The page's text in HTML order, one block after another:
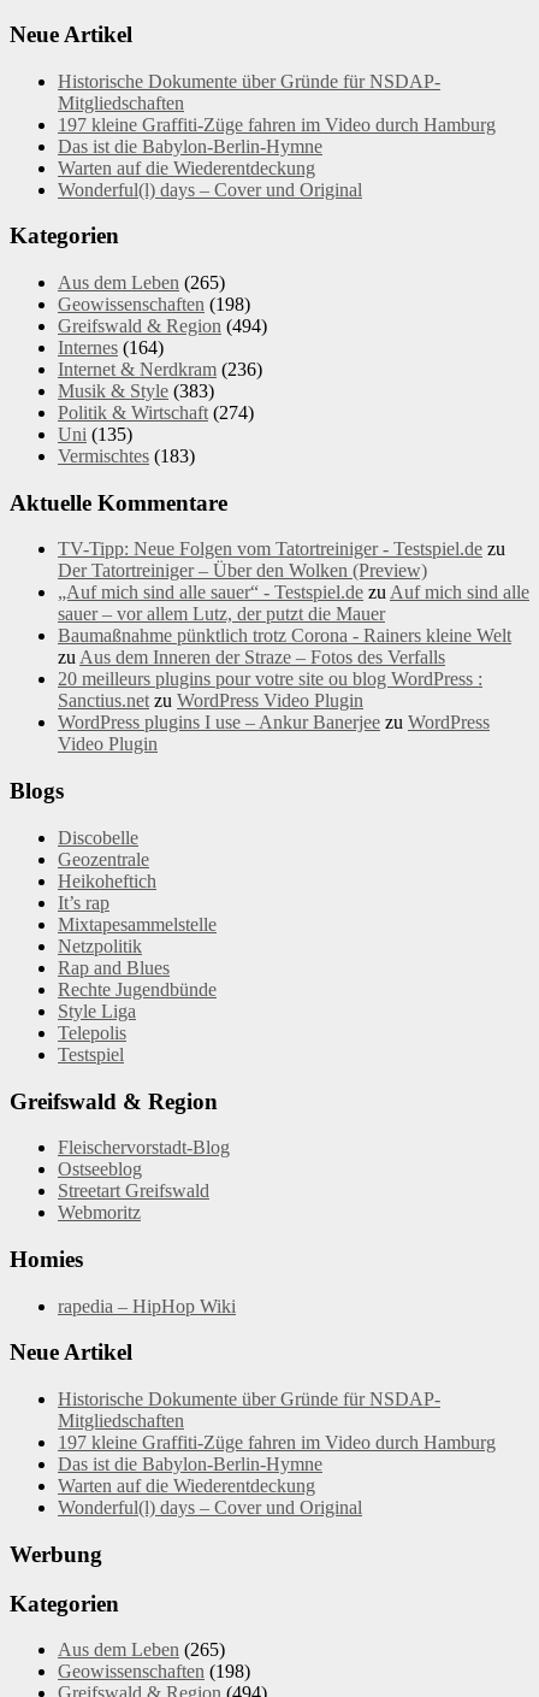
Neue Artikel
Historische Dokumente über Gründe für NSDAP-
Mitgliedschaften
197 kleine Graffiti-Züge fahren im Video durch Hamburg
Das ist die Babylon-Berlin-Hymne
Warten auf die Wiederentdeckung
Wonderful(l) days – Cover und Original
Kategorien
Aus dem Leben (265)
Geowissenschaften (198)
Greifswald & Region (494)
Internes (164)
Internet & Nerdkram (236)
Musik & Style (383)
Politik & Wirtschaft (274)
Uni (135)
Vermischtes (183)
Aktuelle Kommentare
TV-Tipp: Neue Folgen vom Tatortreiniger - Testspiel.de zu
Der Tatortreiniger – Über den Wolken (Preview)
„Auf mich sind alle sauer“ - Testspiel.de zu Auf mich sind alle
sauer – vor allem Lutz, der putzt die Mauer
Baumaßnahme pünktlich trotz Corona - Rainers kleine Welt
zu Aus dem Inneren der Straze – Fotos des Verfalls
20 meilleurs plugins pour votre site ou blog WordPress :
Sanctius.net zu WordPress Video Plugin
WordPress plugins I use – Ankur Banerjee zu WordPress
Video Plugin
Blogs
Discobelle
Geozentrale
Heikoheftich
It’s rap
Mixtapesammelstelle
Netzpolitik
Rap and Blues
Rechte Jugendbünde
Style Liga
Telepolis
Testspiel
Greifswald & Region
Fleischervorstadt-Blog
Ostseeblog
Streetart Greifswald
Webmoritz
Homies
rapedia – HipHop Wiki
Neue Artikel
Historische Dokumente über Gründe für NSDAP-
Mitgliedschaften
197 kleine Graffiti-Züge fahren im Video durch Hamburg
Das ist die Babylon-Berlin-Hymne
Warten auf die Wiederentdeckung
Wonderful(l) days – Cover und Original
Werbung
Kategorien
Aus dem Leben (265)
Geowissenschaften (198)